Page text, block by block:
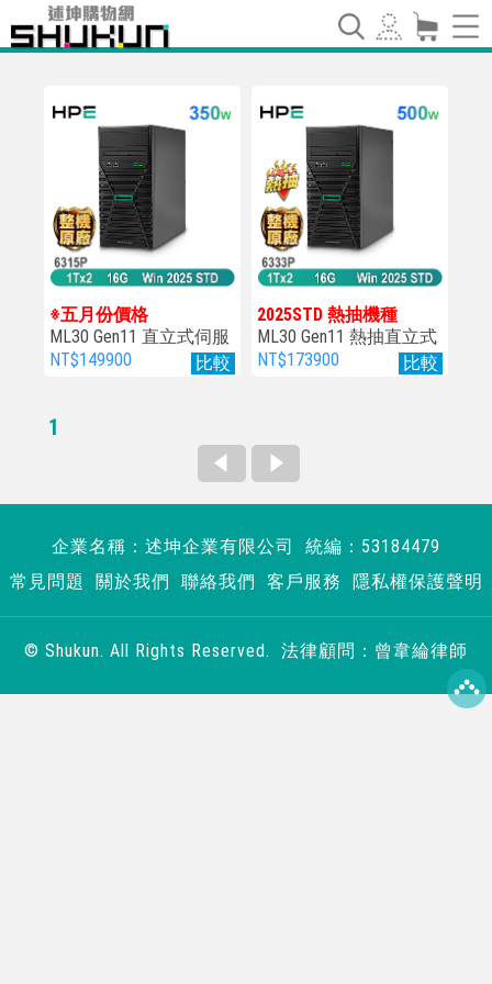
比較
※五月份價格
ML30 Gen11 直立式伺服
器
NT$149900 比較
2025STD 熱抽機種
ML30 Gen11 熱抽直立式
伺服器
NT$173900
1
企業名稱：述坤企業有限公司 統編：53184479
常見問題
關於我們 聯絡我們 客戶服務 隱私權保護聲明
© Shukun. All Rights Reserved. 法律顧問：曾韋綸律師